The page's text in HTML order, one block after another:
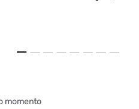
momento